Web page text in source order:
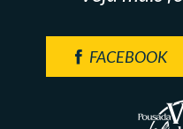
FACEBOOK